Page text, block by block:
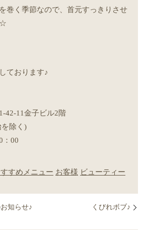
巻く季節なので、首元すっきりさせ
☆
ております♪
42-11金子ビル2階
除く)
00
すめメニュー お客様 ビューティー
知らせ♪ くびれボブ♪